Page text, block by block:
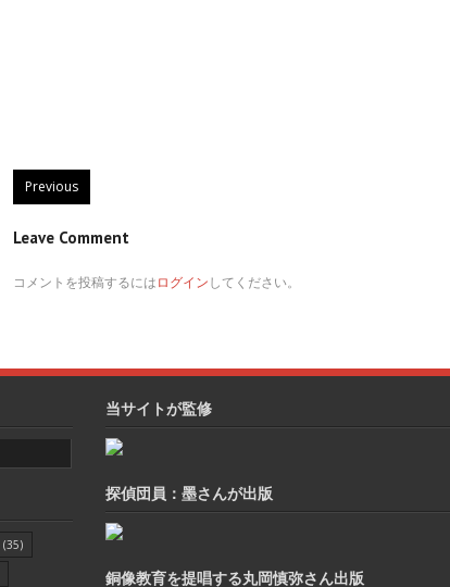
Previous
Leave Comment
コメントを投稿するにはログインしてください。
(35)
当サイトが監修
探偵団員：墨さんが出版
銅像教育を提唱する丸岡慎弥さん出版